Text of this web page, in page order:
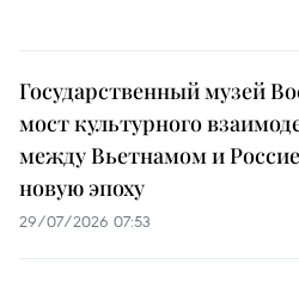
Государственный музей
мост культурного
между Вьетнамом и
новую эпоху
29/07/2026 07:53